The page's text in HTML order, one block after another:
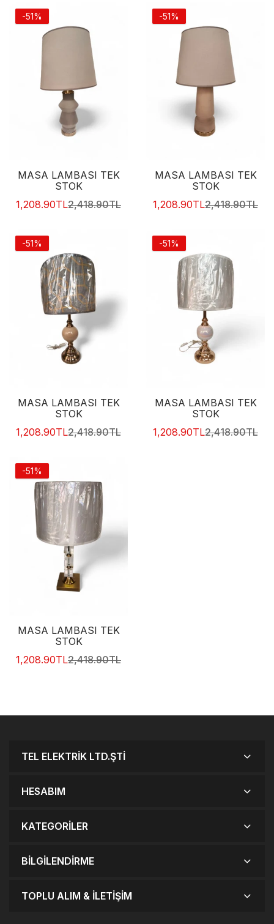
Masa Lambası Tek Stok
1,208.90TL
Masa Lambası Tek Stok
1,208.90TL
-51%
MASA LAMBASI TEK
STOK
1,208.90TL2,418.90TL
-51%
MASA LAMBASI TEK
STOK
1,208.90TL2,418.90TL
-51%
MASA LAMBASI TEK
STOK
1,208.90TL2,418.90TL
-51%
MASA LAMBASI TEK
STOK
1,208.90TL2,418.90TL
-51%
MASA LAMBASI TEK
STOK
1,208.90TL2,418.90TL
TEL ELEKTRIK LTD.ŞTI
HESABIM
KATEGORILER
BILGILENDIRME
TOPLU ALIM & İLETIŞIM